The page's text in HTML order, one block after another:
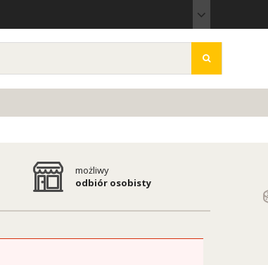
możliwy
odbiór osobisty